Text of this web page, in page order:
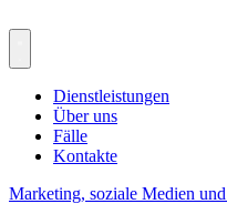
Dienstleistungen
Über uns
Fälle
Kontakte
Marketing, soziale Medien